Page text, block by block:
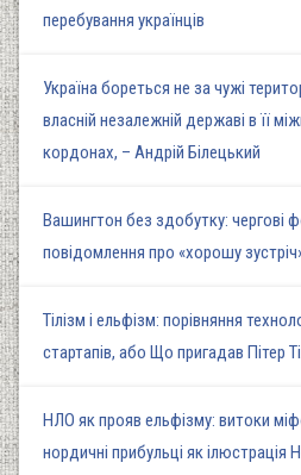
перебування українців
Україна бореться не за чужі
власній незалежній державі в її
кордонах, – Андрій Білецький
Вашингтон без здобутку: чергові
повідомлення про «хорошу
Тілізм і ельфізм: порівняння
стартапів, або Що пригадав Пітер
НЛО як прояв ельфізму: витоки
нордичні прибульці як ілюстрація